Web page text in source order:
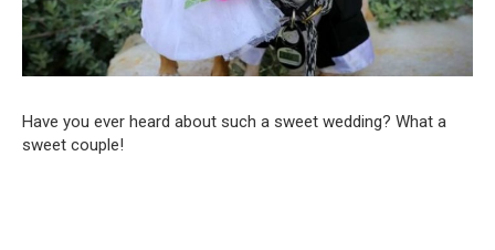
Have you ever heard about such a sweet wedding? What a
sweet couple!